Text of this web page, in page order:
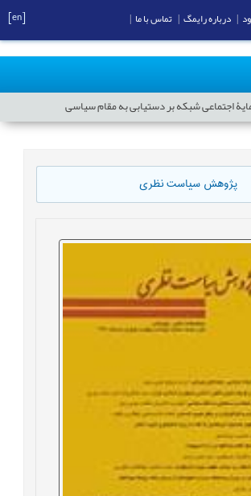
اجتماعی شبکه بر دستیابی به مقام سیاسی
پژوهش سیاست نظری
درباره رایمگ تماس با ما